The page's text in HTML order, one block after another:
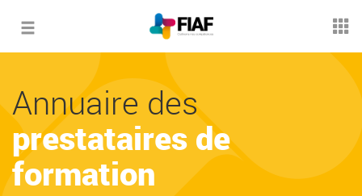
Toggle
Annuaire des
prestataires de
formation